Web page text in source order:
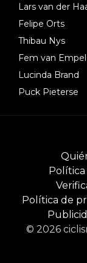
Lars van der
Felipe Orts
Thibau Nys
Fem van Empel
Lucinda Brand
Puck Pieterse
Política
Política de
© 2026